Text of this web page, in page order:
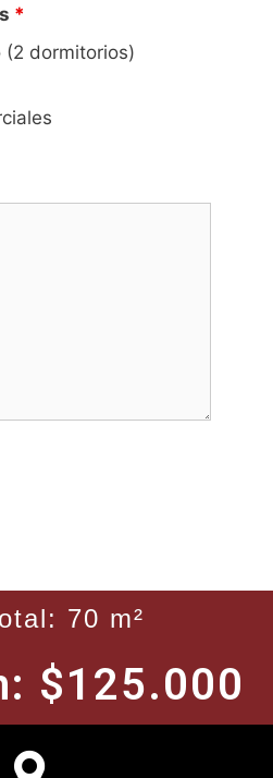
*
(2 dormitorios)
70 m²
$125.000